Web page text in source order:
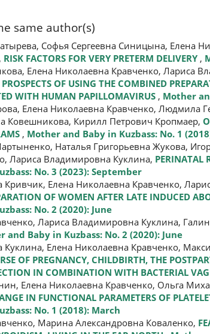
same author(s)
Софья Сергеевна Синицына, Елена
RISK FACTORS FOR VERY PRETERM DELIVERY ,
Елена Николаевна Кравченко, Лариса
PROSPECTS OF USING THE COMBINED
WITH HUMAN PAPILLOMAVIRUS , Mother
Елена Николаевна Кравченко, Людмила
Ковешникова, Кирилл Петрович Кропмаер,
, Mother and Baby in Kuzbass: No. 1
Наталья Григорьевна Жукова,
Лариса Владимировна Куклина, PERINATAL
No. 3 (2023): September
Елена Николаевна Кравченко,
OF WOMEN AFTER LATE INDUCED
No. 2 (2020): June
Лариса Владимировна Куклина,
and Baby in Kuzbass: No. 2 (2020): June
Елена Николаевна Кравченко,
OF PREGNANCY, CHILDBIRTH, THE
IN COMBINATION WITH BACTERIAL
Елена Николаевна Кравченко, Ольга
IN FUNCTIONAL PARAMETERS OF
No. 1 (2018): March
Марина Александровна Коваленко,